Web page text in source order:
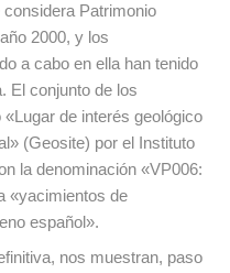
Patrimonio
2000, y los
a cabo en ella han tenido
El conjunto de los
de interés geológico
(Geosite) por el Instituto
la denominación «VP006:
«yacimientos de
español».
nos muestran, paso